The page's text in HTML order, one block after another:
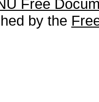
Free
by the